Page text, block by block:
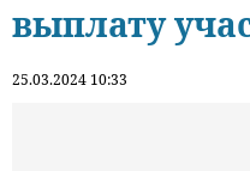
выплату
25.03.2024 10:33